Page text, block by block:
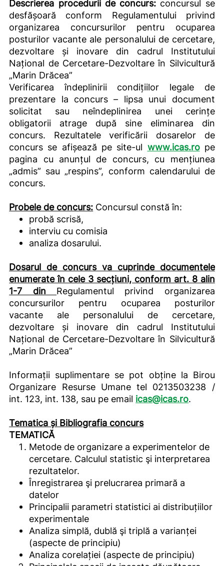
Descrierea procedurii de concurs: concursul se
desfășoară conform Regulamentului privind
organizarea concursurilor pentru ocuparea
posturilor vacante ale personalului de cercetare,
dezvoltare și inovare din cadrul Institutului
Național de Cercetare-Dezvoltare în Silvicultură
„Marin Drăcea”
Verificarea îndeplinirii condițiilor legale de
prezentare la concurs – lipsa unui document
solicitat sau neîndeplinirea unei cerințe
obligatorii atrage după sine eliminarea din
concurs. Rezultatele verificării dosarelor de
concurs se afișează pe site-ul www.icas.rope
pagina cu anunțul de concurs, cu mențiunea
„admis” sau „respins”, conform calendarului de
concurs.
Probele de concurs: Concursul constă în:
probă scrisă,
interviu cu comisia
analiza dosarului.
Dosarul de concurs va cuprinde documentele
enumerate în cele 3 secțiuni, conform art. 8 alin
1-7 din Regulamentul privind organizarea
concursurilor pentru ocuparea posturilor
vacante ale personalului de cercetare,
dezvoltare și inovare din cadrul Institutului
Național de Cercetare-Dezvoltare în Silvicultură
„Marin Drăcea”
Informații suplimentare se pot obține la Birou
Organizare Resurse Umane tel 0213503238 /
int. 123, int. 138, sau pe email icas@icas.ro.
Tematica și Bibliografia concurs
TEMATICĂ
Metode de organizare a experimentelor de
cercetare. Calculul statistic şi interpretarea
rezultatelor.
Înregistrarea şi prelucrarea primară a
datelor
Principalii parametri statistici ai distribuțiilor
experimentale
Analiza simplă, dublă şi triplă a varianței
(aspecte de principiu)
Analiza corelației (aspecte de principiu)